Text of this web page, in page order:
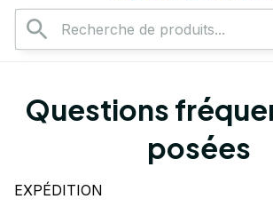
Questions
posées
EXPÉDITION